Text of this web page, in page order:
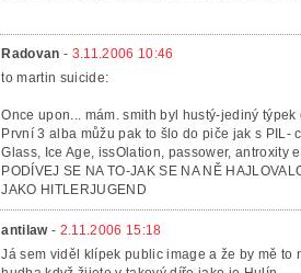
Radovan - 3.11.2006 10:46
to martin suicide:
Once upon... mám. smith byl hustý-jediný
První 3 alba můžu pak to šlo do piče jak s
Glass, Ice Age, issOlation, passower, antroxity
PODÍVEJ SE NA TO-JAK SE NA NĚ
JAKO HITLERJUGEND
antilaw- 2.11.2006 15:18
Já sem viděl klípek public image a že by mě